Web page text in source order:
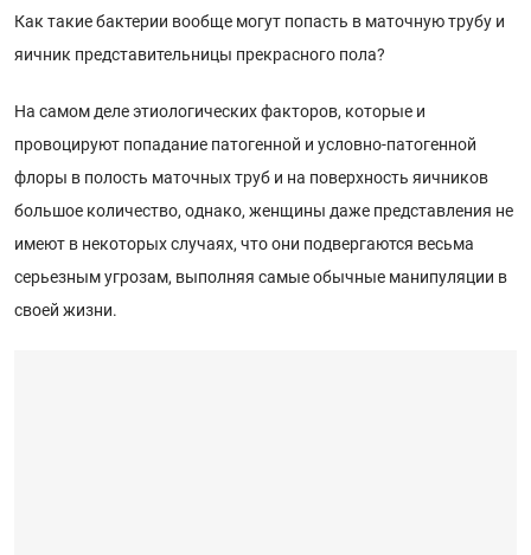
Как такие бактерии вообще могут попасть в маточную трубу и
яичник представительницы прекрасного пола?
На самом деле этиологических факторов, которые и
провоцируют попадание патогенной и условно-патогенной
флоры в полость маточных труб и на поверхность яичников
большое количество, однако, женщины даже представления не
имеют в некоторых случаях, что они подвергаются весьма
серьезным угрозам, выполняя самые обычные манипуляции в
своей жизни.